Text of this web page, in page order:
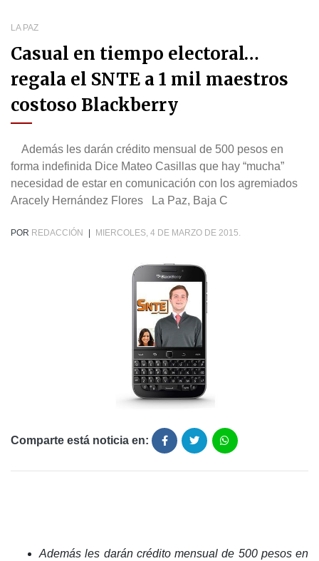
LA PAZ
Casual en tiempo electoral…
regala el SNTE a 1 mil maestros
costoso Blackberry
Además les darán crédito mensual de 500 pesos en
forma indefinida Dice Mateo Casillas que hay “mucha”
necesidad de estar en comunicación con los agremiados
Aracely Hernández Flores La Paz, Baja C
POR REDACCIÓN MIERCOLES, 4 DE MARZO DE 2015.
Comparte está noticia en:
Además les darán crédito mensual de 500 pesos en